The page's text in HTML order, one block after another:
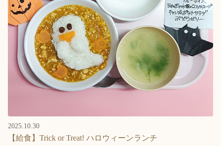
2025.10.30
【給食】Trick or Treat! ハロウィーンランチ